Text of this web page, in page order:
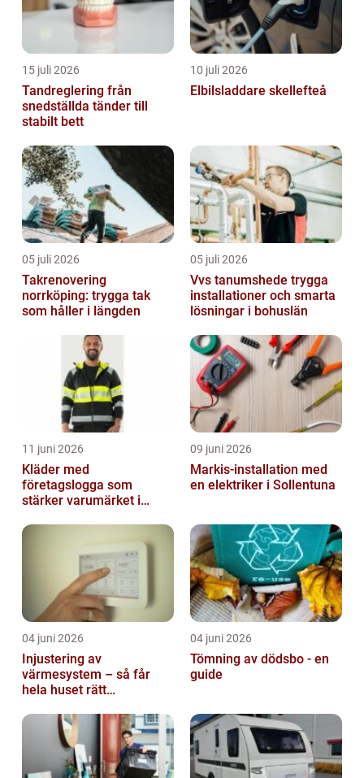
15 juli 2026
Tandreglering från
snedställda tänder till
stabilt bett
10 juli 2026
Elbilsladdare skellefteå
05 juli 2026
Takrenovering
norrköping: trygga tak
som håller i längden
05 juli 2026
Vvs tanumshede trygga
installationer och smarta
lösningar i bohuslän
11 juni 2026
Kläder med
företagslogga som
stärker varumärket i
09 juni 2026
Markis-installation med
en elektriker i Sollentuna
04 juni 2026
Injustering av
värmesystem – så får
hela huset rätt
04 juni 2026
Tömning av dödsbo - en
guide